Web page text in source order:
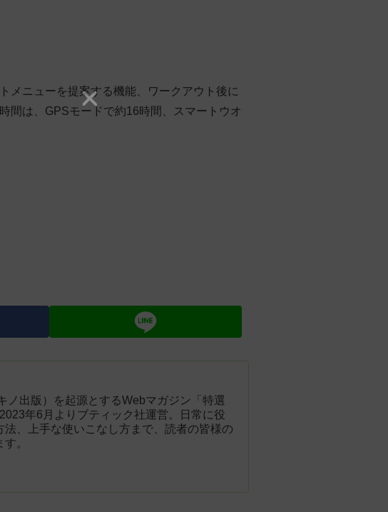
メニューを提案する機能、ワークアウト後に
間は、GPSモードで約16時間、スマートウオ
ノ出版）を起源とするWebマガジン「特選
年6月よりブティック社運営。日常に役
、上手な使いこなし方まで、読者の皆様の
。